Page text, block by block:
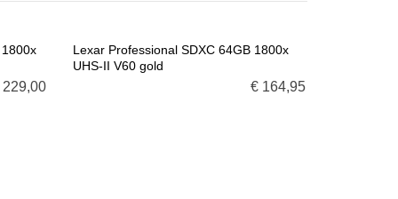
229,00
Lexar Professional SDXC 64GB 1800x
UHS-II V60 gold
€ 164,95